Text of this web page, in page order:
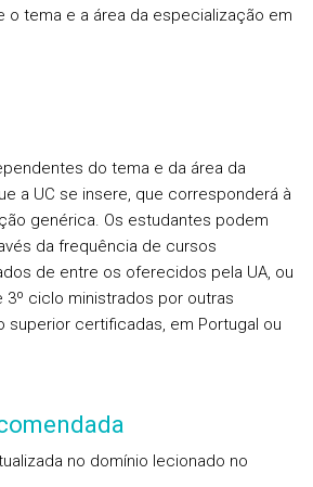
o tema e a área da especialização em
do tema e da área da
a UC se insere, que corresponderá à
genérica. Os estudantes podem
da frequência de cursos
de entre os oferecidos pela UA, ou
3º ciclo ministrados por outras
superior certificadas, em Portugal ou
no domínio lecionado no